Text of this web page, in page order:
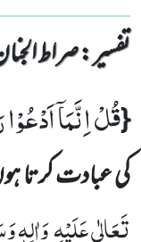
تفسیر : ‎صراط الجنان
{قُلْ اِنَّمَاۤ اَدْعُوْا
کی عبادت کرتا
تَعَالٰی عَلَیْہِوَاٰلِہٖ